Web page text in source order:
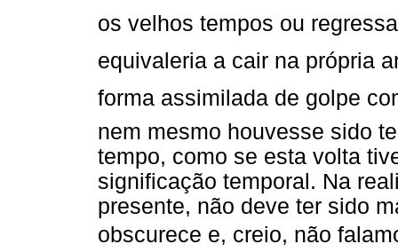
os velhos tempos ou
equivaleria a cair na própria
forma assimilada de golpe
nem mesmo houvesse sido
tempo, como se esta volta
significação temporal. Na
presente, não deve ter sido
obscurece e, creio, não